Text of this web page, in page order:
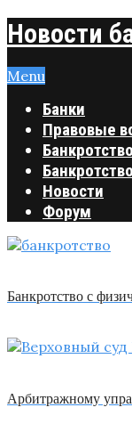
Новости
Menu
Банки
Правовые
Новости
Форум
Банкротство с
Арбитражному